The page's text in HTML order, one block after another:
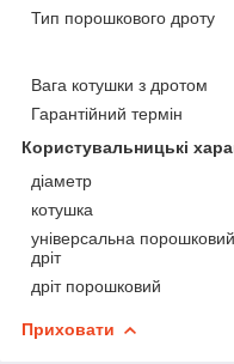
Тип порошкового дроту
Вага котушки з дротом
Гарантійний термін
Користувальницькі
діаметр
котушка
універсальна порошковий
дріт
дріт порошковий
Приховати